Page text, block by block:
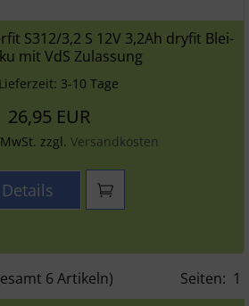
S312/3,2 S 12V 3,2Ah dryfit Blei-
mit VdS Zulassung
Lieferzeit: 3-10 Tage
26,95 EUR
zzgl. Versandkosten
Details
6Artikeln) Seiten: 1